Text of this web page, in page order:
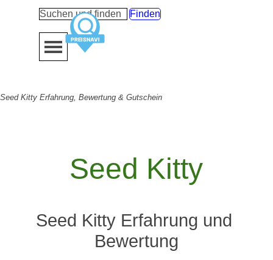
Finden
Menü überspringen
Seed Kitty Erfahrung, Bewertung & Gutschein
Seed Kitty
Seed Kitty Erfahrung und
Bewertung